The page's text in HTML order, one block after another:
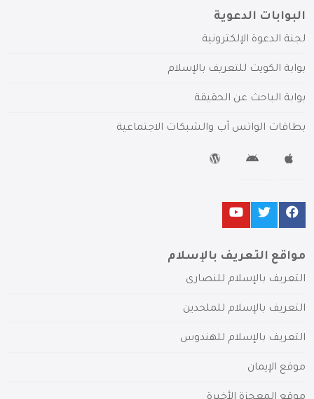
البوابات الدعوية
لجنة الدعوة الإلكترونية
بوابة الكويت للتعريف بالإسلام
بوابة الباحث عن الحقيقة
بطاقات الواتس آب والشبكات الاجتماعية
مواقع التعريف بالإسلام
التعريف بالإسلام للنصارى
التعريف بالإسلام للملحدين
التعريف بالإسلام للهندوس
موقع الإيمان